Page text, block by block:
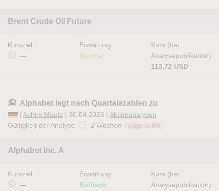
Brent Crude Oil Future
Kursziel
—
Erwartung
Neutral
Kurs (bei
Analysepublikation)
113,72 USD
Alphabet legt nach Quartalszahlen zu
| Achim Mautz | 30.04.2026 | Aktienanalysen
Gültigkeit der Analyse:
2 Wochen abgelaufen
Alphabet Inc. A
Kursziel
—
Erwartung
Bullisch
Kurs (bei
Analysepublikation)